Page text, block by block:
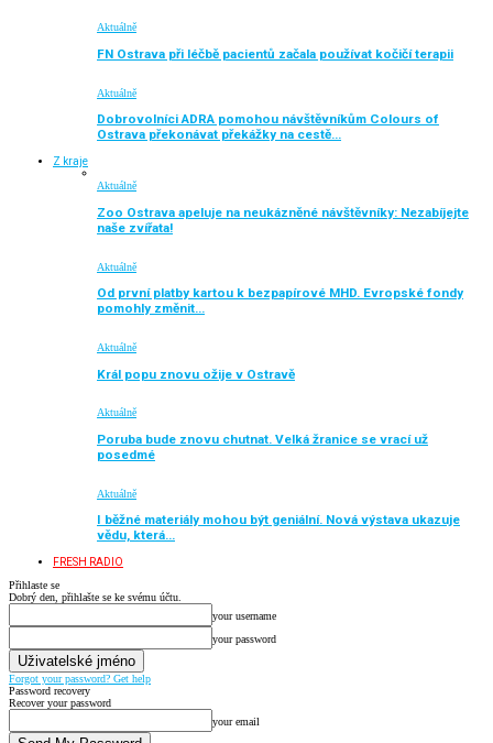
Aktuálně
FN Ostrava při léčbě pacientů začala používat kočičí terapii
Aktuálně
Dobrovolníci ADRA pomohou návštěvníkům Colours of
Ostrava překonávat překážky na cestě…
Z kraje
Aktuálně
Zoo Ostrava apeluje na neukázněné návštěvníky: Nezabíjejte
naše zvířata!
Aktuálně
Od první platby kartou k bezpapírové MHD. Evropské fondy
pomohly změnit…
Aktuálně
Král popu znovu ožije v Ostravě
Aktuálně
Poruba bude znovu chutnat. Velká žranice se vrací už
posedmé
Aktuálně
I běžné materiály mohou být geniální. Nová výstava ukazuje
vědu, která…
FRESH RADIO
Přihlaste se
Dobrý den, přihlašte se ke svému účtu.
your username
your password
Forgot your password? Get help
Password recovery
Recover your password
your email